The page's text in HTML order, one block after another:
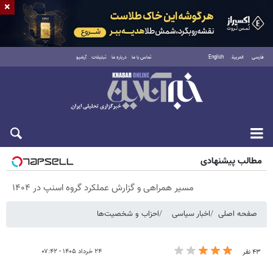
فارسی العربية English تماس با ما درباره ما تبلیغات آرشیو
پنجشنبه ۱۵ مرداد ۱۴۰۵
مطالب پیشنهادی
مسیر همراهی و گزارش عملکرد گروه اسنپ در ۱۴۰۴
صفحه اصلی اخبار سیاسی احزاب و شخصیت‌ها
۴۳ نفر ۲۴ خرداد ۱۴۰۵ - ۰۷:۴۲
×